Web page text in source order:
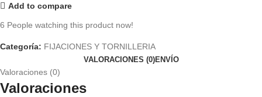
Add to compare
6 People watching this product now!
Categoría: FIJACIONES Y TORNILLERIA
VALORACIONES (0)ENVÍO
Valoraciones (0)
Valoraciones